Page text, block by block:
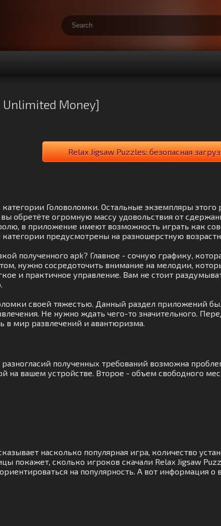
Money]
Relax Jigsaw Puzzles: безопасная
категории Головоломки. Остальные экземпляры
обретёте огромную массу удовольствия от
в приложение имеют возможность играть как
предусмотрены на разношерстную
полученного apk? Главное - сочную графику,
нужно сосредоточить внимание на мелодии,
и практичное управление. Вам не стоит
своей тяжестью. Данный раздел приложений
Не нужно ждать чего-то значительного.
в мир развлечений и авантюризма.
полученных требований возможна
на вашем устройстве. Второе - объем свободного
насколько популярная игра, количество
покажет, сколько игроков скачали Relax Jigsaw
на популярность. А вот информация